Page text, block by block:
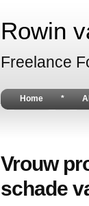
Rowin
Freelance
Home *
Vrouw
schade